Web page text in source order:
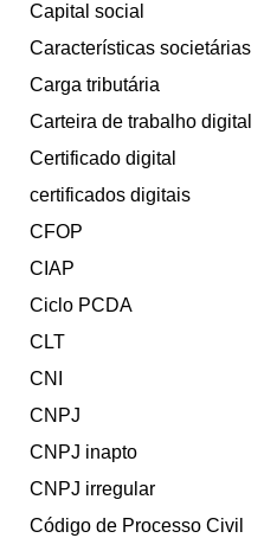
Capital social
Características societárias
Carga tributária
Carteira de trabalho digital
Certificado digital
certificados digitais
CFOP
CIAP
Ciclo PCDA
CLT
CNI
CNPJ
CNPJ inapto
CNPJ irregular
Código de Processo Civil